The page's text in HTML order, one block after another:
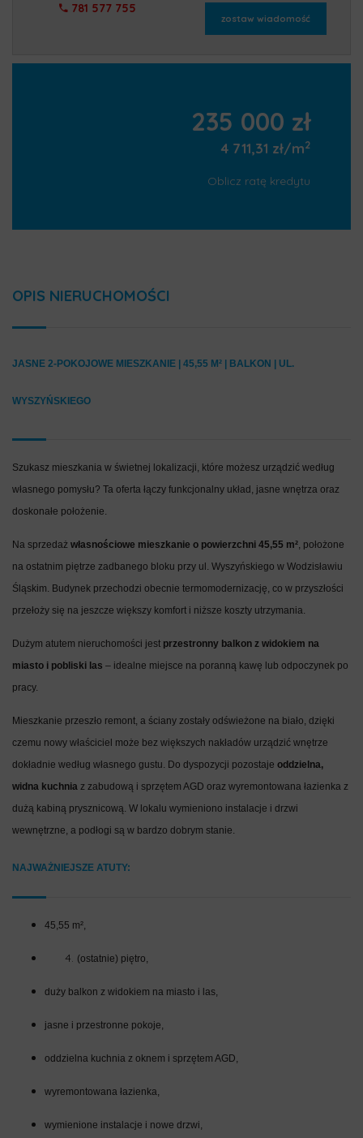
781 577 755
zostaw wiadomość
235 000 zł
4 711,31 zł/m2
Oblicz ratę kredytu
OPIS NIERUCHOMOŚCI
JASNE 2-POKOJOWE MIESZKANIE | 45,55 M² | BALKON | UL.
WYSZYŃSKIEGO
Szukasz mieszkania w świetnej lokalizacji, które możesz urządzić według
własnego pomysłu? Ta oferta łączy funkcjonalny układ, jasne wnętrza oraz
doskonałe położenie.
Na sprzedaż własnościowe mieszkanie o powierzchni 45,55 m² , położone
na ostatnim piętrze zadbanego bloku przy ul. Wyszyńskiego w Wodzisławiu
Śląskim. Budynek przechodzi obecnie termomodernizację, co w przyszłości
przełoży się na jeszcze większy komfort i niższe koszty utrzymania.
Dużym atutem nieruchomości jest przestronny balkon z widokiem na
miasto i pobliski las – idealne miejsce na poranną kawę lub odpoczynek po
pracy.
Mieszkanie przeszło remont, a ściany zostały odświeżone na biało, dzięki
czemu nowy właściciel może bez większych nakładów urządzić wnętrze
dokładnie według własnego gustu. Do dyspozycji pozostaje oddzielna,
widna kuchnia z zabudową i sprzętem AGD oraz wyremontowana łazienka z
dużą kabiną prysznicową. W lokalu wymieniono instalacje i drzwi
wewnętrzne, a podłogi są w bardzo dobrym stanie.
NAJWAŻNIEJSZE ATUTY:
45,55 m²,
(ostatnie) piętro,
duży balkon z widokiem na miasto i las,
jasne i przestronne pokoje,
oddzielna kuchnia z oknem i sprzętem AGD,
wyremontowana łazienka,
wymienione instalacje i nowe drzwi,